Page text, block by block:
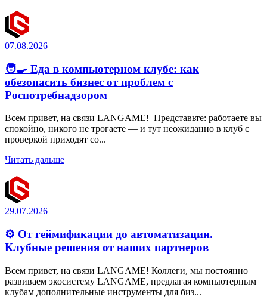
07.08.2026
🧑‍🍳 Еда в компьютерном клубе: как
обезопасить бизнес от проблем с
Роспотребнадзором
Всем привет, на связи LANGAME! Представьте: работаете вы
спокойно, никого не трогаете — и тут неожиданно в клуб с
проверкой приходят со...
Читать дальше
29.07.2026
⚙️ От геймификации до автоматизации.
Клубные решения от наших партнеров
Всем привет, на связи LANGAME! Коллеги, мы постоянно
развиваем экосистему LANGAME, предлагая компьютерным
клубам дополнительные инструменты для биз...